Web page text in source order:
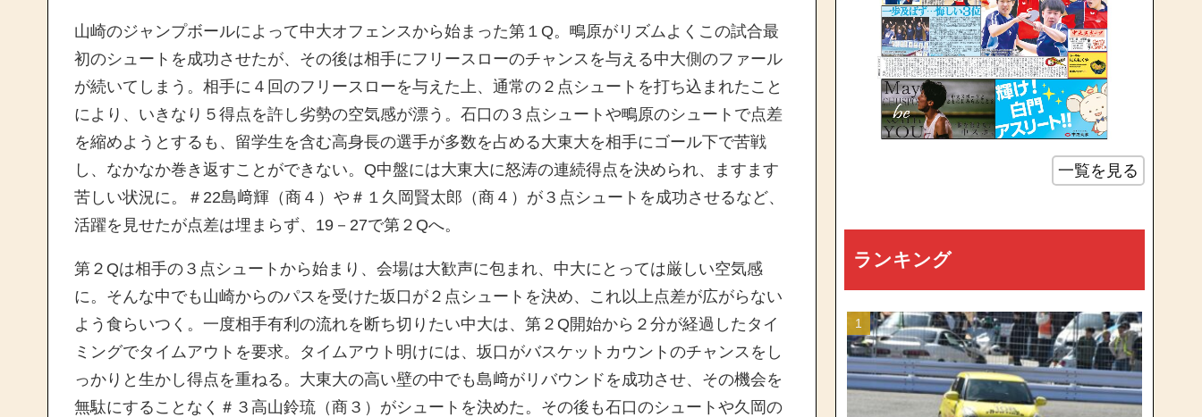
山崎のジャンプボールによって中大オフェンスから始まった第１Q。鴫原がリズムよくこの試合最
初のシュートを成功させたが、その後は相手にフリースローのチャンスを与える中大側のファール
が続いてしまう。相手に４回のフリースローを与えた上、通常の２点シュートを打ち込まれたこと
により、いきなり５得点を許し劣勢の空気感が漂う。石口の３点シュートや鴫原のシュートで点差
を縮めようとするも、留学生を含む高身長の選手が多数を占める大東大を相手にゴール下で苦戦
し、なかなか巻き返すことができない。Q中盤には大東大に怒涛の連続得点を決められ、ますます
苦しい状況に。＃22島﨑輝（商４）や＃１久岡賢太郎（商４）が３点シュートを成功させるなど、
活躍を見せたが点差は埋まらず、19－27で第２Qへ。
第２Qは相手の３点シュートから始まり、会場は大歓声に包まれ、中大にとっては厳しい空気感
に。そんな中でも山崎からのパスを受けた坂口が２点シュートを決め、これ以上点差が広がらない
よう食らいつく。一度相手有利の流れを断ち切りたい中大は、第２Q開始から２分が経過したタイ
ミングでタイムアウトを要求。タイムアウト明けには、坂口がバスケットカウントのチャンスをし
っかりと生かし得点を重ねる。大東大の高い壁の中でも島﨑がリバウンドを成功させ、その機会を
無駄にすることなく＃３高山鈴琉（商３）がシュートを決めた。その後も石口のシュートや久岡の
一覧を見る
ランキング